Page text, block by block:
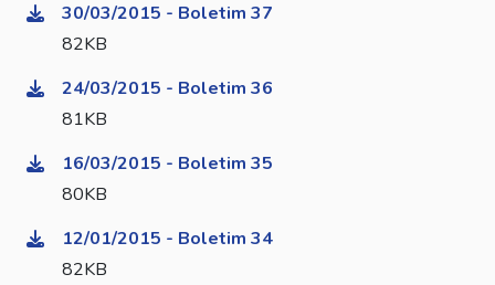
30/03/2015 - Boletim 37
82KB
24/03/2015 - Boletim 36
81KB
16/03/2015 - Boletim 35
80KB
12/01/2015 - Boletim 34
82KB